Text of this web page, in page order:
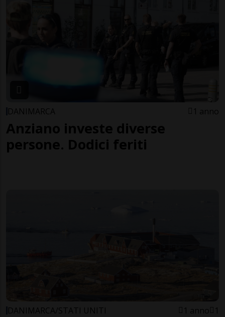
DANIMARCA 1 anno
Anziano investe diverse
persone. Dodici feriti
DANIMARCA/STATI UNITI 1 anno 1